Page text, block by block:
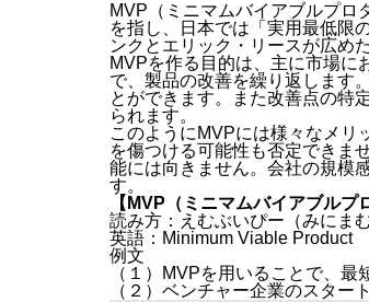
MVP（ミニマムバイアブルプロ
を指し、日本では「実用最低限
ンクとエリック・リースが広め
MVPを作る目的は、主に市場に
で、製品の改善を繰り返します
とができます。また改善点の特
られます。
このようにMVPには様々なメリ
を傷つける可能性も否定できま
能には向きません。会社の規模
す。
【MVP（ミニマムバイアブルプ
読み方：えむぶいぴー（みにま
英語：Minimum Viable Product
例文
（１）MVPを用いることで、最
（２）ベンチャー企業のスター